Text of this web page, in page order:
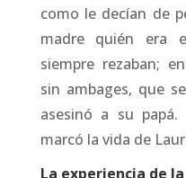
como le decían de
madre quién era
siempre rezaban;
sin ambages, que
asesinó a su papá.
marcó la vida de
La experiencia de